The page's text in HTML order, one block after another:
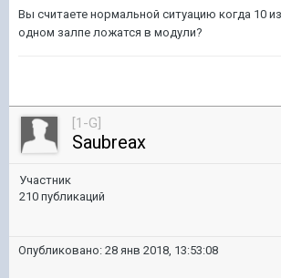
Вы считаете нормальной ситуацию когда 10
одном залпе ложатся в модули?
[1-G]
Saubreax
Участник
210 публикаций
Опубликовано: 28 янв 2018, 13:53:08